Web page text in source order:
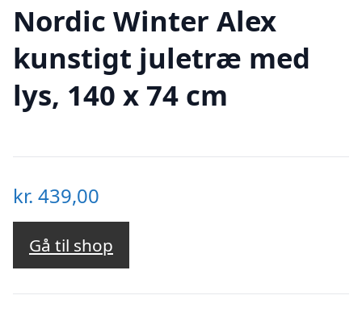
Nordic Winter Alex
kunstigt juletræ med
lys, 140 x 74 cm
kr. 439,00
Gå til shop